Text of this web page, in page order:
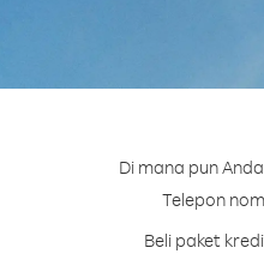
Di mana pun
Telepon
Beli paket